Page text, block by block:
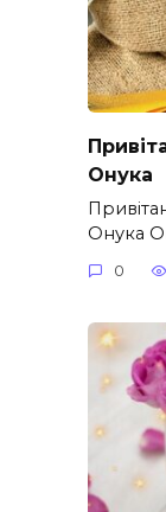
Онука
Онука
0